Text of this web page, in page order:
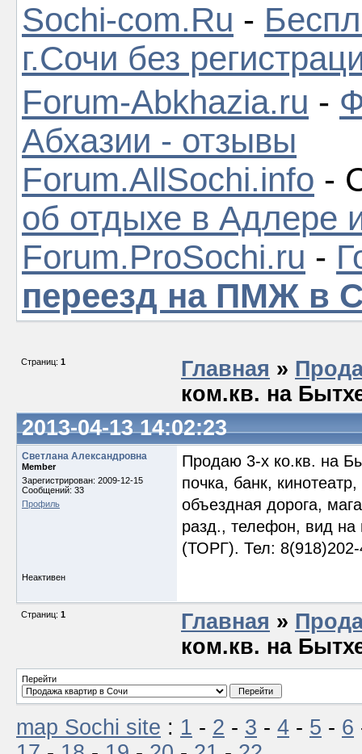
Sochi-com.Ru -
г.Сочи без
Forum-Abkhazia.ru -
Абхазии - отзывы
Forum.AllSochi.info -
об отдыхе в Адлере
Forum.ProSochi.ru -
переезд на ПМЖ в
Страниц: 1 Главная »
ком.кв. на
2013-04-13 14:02:23
Светлана Александровна
Member
Зарегистрирован: 2009-12-15
Сообщений: 33
Профиль
Продаю 3-х ко.кв. на
почка, банк,
объездная дорога,
разд., телефон, вид
(ТОРГ). Тел:
Неактивен
Страниц: 1 Главная »
ком.кв. на
Перейти
map Sochi site : 1 - 2 - 3 - 4 - 5 - 6